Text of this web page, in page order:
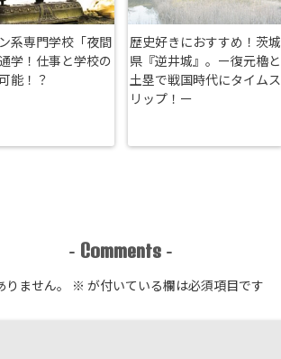
系専門学校「夜間
学！仕事と学校の
能！？
歴史好きにおすすめ！茨城
県『逆井城』。ー復元櫓と
土塁で戦国時代にタイムス
リップ！ー
- Comments -
ません。 ※ が付いている欄は必須項目です